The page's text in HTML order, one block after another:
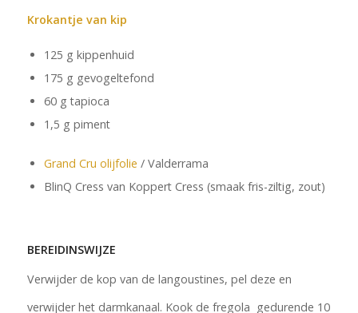
Krokantje van kip
125 g kippenhuid
175 g gevogeltefond
60 g tapioca
1,5 g piment
Grand Cru olijfolie / Valderrama
BlinQ Cress van Koppert Cress (smaak fris-ziltig, zout)
BEREIDINSWIJZE
Verwijder de kop van de langoustines, pel deze en
verwijder het darmkanaal. Kook de fregola gedurende 10